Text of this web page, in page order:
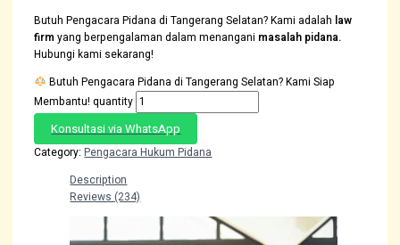
Butuh Pengacara Pidana di Tangerang Selatan? Kami adalah law
firm yang berpengalaman dalam menangani masalah pidana.
Hubungi kami sekarang!
Butuh Pengacara Pidana di Tangerang Selatan? Kami Siap
Membantu! quantity
Konsultasi via WhatsApp
Category:Pengacara Hukum Pidana
Description
Reviews (234)